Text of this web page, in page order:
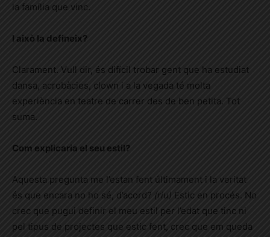
la família que vinc.
I això la defineix?
Clarament. Vull dir, és difícil trobar gent que ha estudiat
dansa, acrobàcies, clown i a la vegada té molta
experiència en teatre de carrer des de ben petita. Tot
suma.
Com explicaria el seu estil?
Aquesta pregunta me l’estan fent últimament i la veritat
és que encara no ho sé, d’acord? (riu) Estic en procés. No
crec que pugui definir el meu estil per l’edat que tinc ni
pel tipus de projectes que estic fent, crec que em queda